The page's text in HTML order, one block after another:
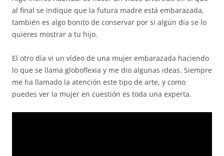
al final se indique que la futura madre está embarazada,
también es algo bonito de conservar por si algún día se lo
quieres mostrar a tu hijo.
El otro día vi un vídeo de una mujer embarazada haciendo
lo que se llama globoflexia y me dio algunas ideas. Siempre
me ha llamado la atención este tipo de arte, y como
puedes ver la mujer en cuestión es toda una experta.